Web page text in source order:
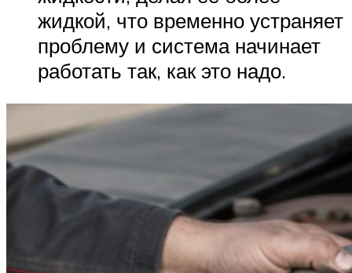
жидкой, что временно устраняет
проблему и система начинает
работать так, как это надо.